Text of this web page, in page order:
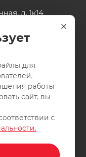
д. 1к14
товаров
офертой. Все права
и фотографий
для
работы
сайт, вы
с